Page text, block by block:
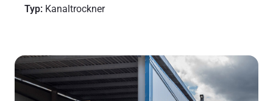
Typ: Kanaltrockner